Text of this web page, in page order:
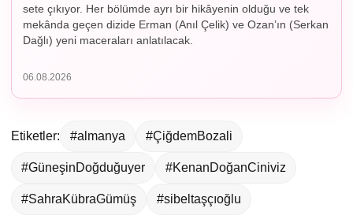
sete çıkıyor. Her bölümde ayrı bir hikâyenin olduğu ve tek
mekânda geçen dizide Erman (Anıl Çelik) ve Ozan’ın (Serkan
Dağlı) yeni maceraları anlatılacak.
06.08.2026
Etiketler: #almanya #ÇiğdemBozali
#GüneşinDoğduğuyer #KenanDoğanCiniviz
#SahraKübraGümüş #sibeltaşçıoğlu